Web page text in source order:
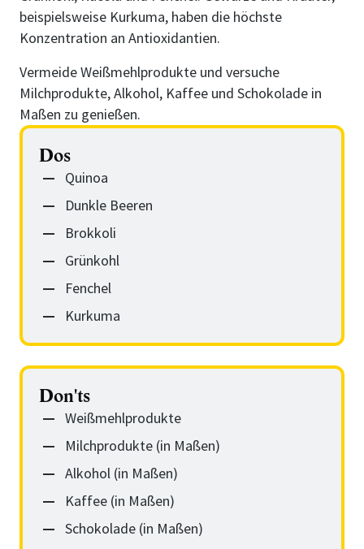
beispielsweise Kurkuma, haben die höchste
Konzentration an Antioxidantien.
Vermeide Weißmehlprodukte und versuche
Milchprodukte, Alkohol, Kaffee und Schokolade in
Maßen zu genießen.
Dos
Quinoa
Dunkle Beeren
Brokkoli
Grünkohl
Fenchel
Kurkuma
Don'ts
Weißmehlprodukte
Milchprodukte (in Maßen)
Alkohol (in Maßen)
Kaffee (in Maßen)
Schokolade (in Maßen)